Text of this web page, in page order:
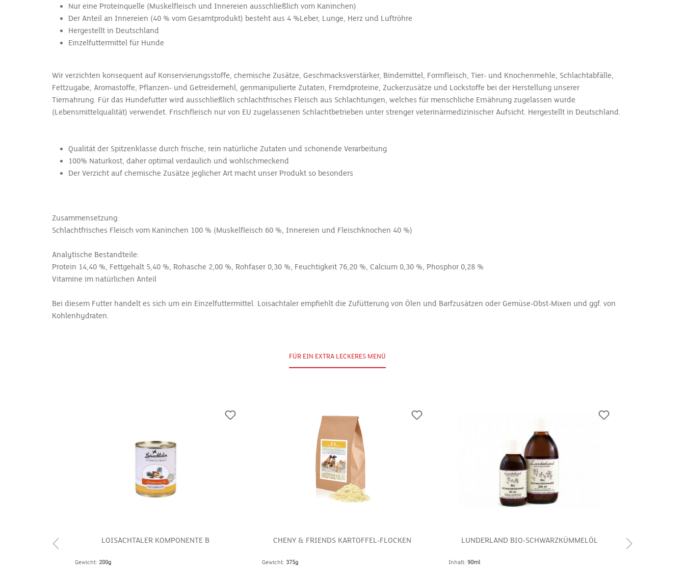
Nur eine Proteinquelle (Muskelfleisch und Innereien ausschließlich vom Kaninchen)
Der Anteil an Innereien (40 % vom Gesamtprodukt) besteht aus 4 %Leber, Lunge, Herz und Luftröhre
Hergestellt in Deutschland
Einzelfuttermittel für Hunde
Wir verzichten konsequent auf Konservierungsstoffe, chemische Zusätze, Geschmacksverstärker, Bindemittel, Formfleisch, Tier- und Knochenmehle, Schlachtabfälle,
Fettzugabe, Aromastoffe, Pflanzen- und Getreidemehl, genmanipulierte Zutaten, Fremdproteine, Zuckerzusätze und Lockstoffe bei der Herstellung unserer
Tiernahrung. Für das Hundefutter wird ausschließlich schlachtfrisches Fleisch aus Schlachtungen, welches für menschliche Ernährung zugelassen wurde
(Lebensmittelqualität) verwendet. Frischfleisch nur von EU zugelassenen Schlachtbetrieben unter strenger veterinärmedizinischer Aufsicht. Hergestellt in Deutschland.
Qualität der Spitzenklasse durch frische, rein natürliche Zutaten und schonende Verarbeitung
100% Naturkost, daher optimal verdaulich und wohlschmeckend
Der Verzicht auf chemische Zusätze jeglicher Art macht unser Produkt so besonders
Zusammensetzung:
Schlachtfrisches Fleisch vom Kaninchen 100 % (Muskelfleisch 60 %, Innereien und Fleischknochen 40 %)
Analytische Bestandteile:
Protein 14,40 %, Fettgehalt 5,40 %, Rohasche 2,00 %, Rohfaser 0,30 %, Feuchtigkeit 76,20 %, Calcium 0,30 %, Phosphor 0,28 %
Vitamine im natürlichen Anteil
Bei diesem Futter handelt es sich um ein Einzelfuttermittel. Loisachtaler empfiehlt die Zufütterung von Ölen und Barfzusätzen oder Gemüse-Obst-Mixen und ggf. von
Kohlenhydraten.
FÜR EIN EXTRA LECKERES MENÜ
LOISACHTALER KOMPONENTE B
Gewicht: 200g
CHENY & FRIENDS KARTOFFEL-FLOCKEN
Gewicht: 375g
LUNDERLAND BIO-SCHWARZKÜMMELÖL
Inhalt:90ml